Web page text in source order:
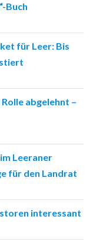
Buch
für Leer: Bis
abgelehnt –
Leeraner
für den Landrat
interessant